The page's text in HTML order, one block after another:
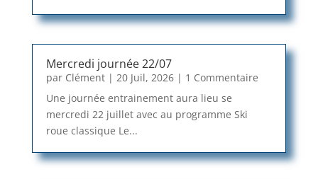
Mercredi journée 22/07
par Clément| 20 Juil, 2026| 1 Commentaire
Une journée entrainement aura lieu se
mercredi 22 juillet avec au programme Ski
roue classique Le...